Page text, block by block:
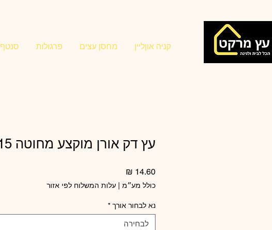
קניה אוןליין מחסן עצים פרגולות סנטף
עץ דק אורן מוקצע מחוטה 3.8/15
כולל מע״מ עלות המשלוח לפי אזור
נא לבחור אורך *
לבחירה